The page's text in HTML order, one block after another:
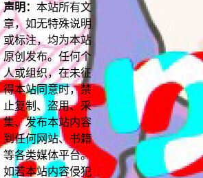
声明： 本站所有文
章，如无特殊说明
或标注，均为本站
原创发布。任何个
人或组织，在未征
得本站同意时，禁
止复制、盗用、采
集、发布本站内容
到任何网站、书籍
等各类媒体平台。
如若本站内容侵犯